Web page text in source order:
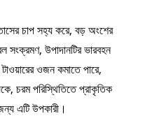
চাপ সহ্য করে, বড় অংশের
সংক্রমণ, উপাদানটির ভারবহন
ওজন কমাতে পারে,
চরম পরিস্থিতিতে প্রাকৃতিক
এটি উপকারী।